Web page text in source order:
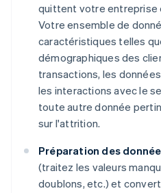
quittent votre entreprise
Votre ensemble de
caractéristiques telles
démographiques des
transactions, les
les interactions avec le
toute autre donnée
sur l'attrition.
Préparation des
(traitez les valeurs
doublons, etc.) et